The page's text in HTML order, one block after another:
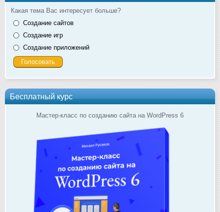
Какая тема Вас интересует больше?
Создание сайтов
Создание игр
Создание приложений
Бесплатный курс
Мастер-класс по созданию сайта на WordPress 6